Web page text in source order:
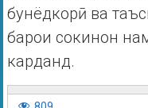
бунёдкорӣ ва
барои сокинон
карданд.